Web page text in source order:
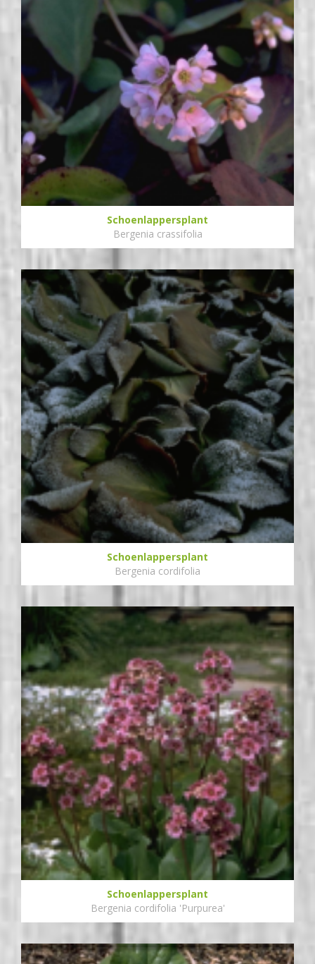
Schoenlappersplant
Bergenia crassifolia
Schoenlappersplant
Bergenia cordifolia
Schoenlappersplant
Bergenia cordifolia 'Purpurea'